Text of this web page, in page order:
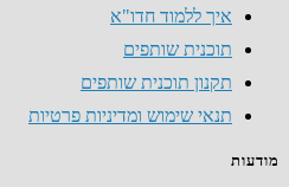
איך ללמוד חדו"א
תוכנית שותפים
תקנון תוכנית שותפים
תנאי שימוש ומדיניות פרטיות
מודעות